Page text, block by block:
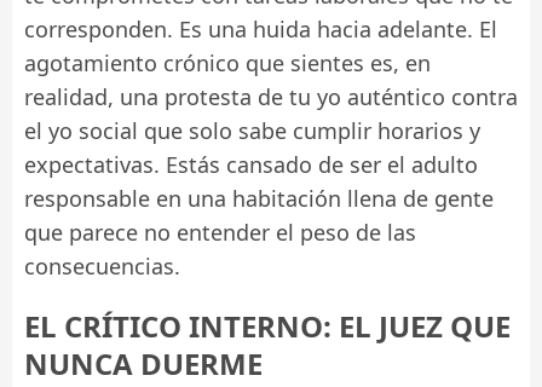
corresponden. Es una huida hacia adelante. El
agotamiento crónico que sientes es, en
realidad, una protesta de tu yo auténtico contra
el yo social que solo sabe cumplir horarios y
expectativas. Estás cansado de ser el adulto
responsable en una habitación llena de gente
que parece no entender el peso de las
consecuencias.
EL CRÍTICO INTERNO: EL JUEZ QUE
NUNCA DUERME